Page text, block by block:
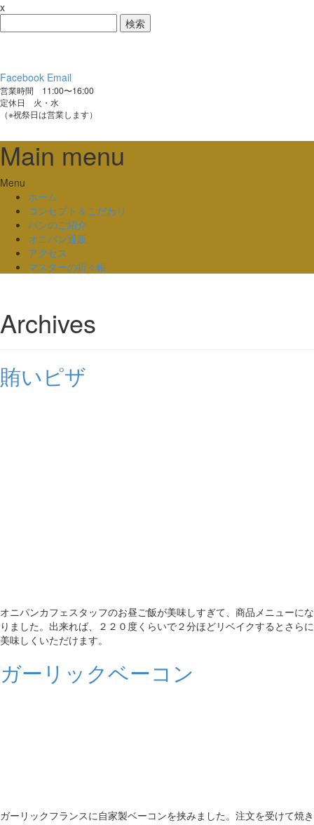
x
索:
Facebook Email
営業時間 11:00〜16:00
定休日 火・水
（※祝祭日は営業します）
Main menu
Skip
content
Menu
ホーム
コンセプト＆こだわり
パンのご紹介
オニパン通販
アクセス
マスターの折々帳
Archives
賄いピザ
オニパンカフェスタッフのお昼ご飯が美味しすぎて、商品メニューにな
りました。出来れば、２２０度くらいで２分ほどリベイクするとさらに
美味しくいただけます。
ガーリックベーコン
ガーリックフランスに自家製ベーコンを挟みました。注文を受けて焼き